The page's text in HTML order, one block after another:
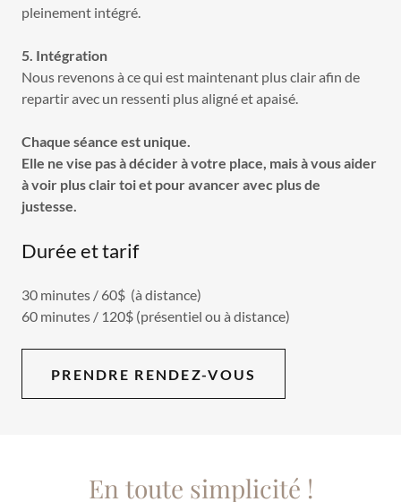
pleinement intégré.
5. Intégration
Nous revenons à ce qui est maintenant plus clair afin de
repartir avec un ressenti plus aligné et apaisé.
Chaque séance est unique.
Elle ne vise pas à décider à votre place, mais à vous aider
à voir plus clair toi et pour avancer avec plus de
justesse.
Durée et tarif
30 minutes / 60$ (à distance)
60 minutes / 120$ (présentiel ou à distance)
PRENDRE RENDEZ-VOUS
En toute simplicité !